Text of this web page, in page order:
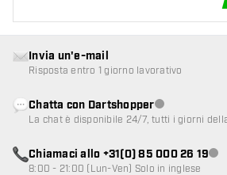
Invia un'e-mail
Risposta entro 1 giorno lavorativo
Chatta con DartshopperServizio clienti
La chat è disponibile 24/7, tutti i giorni
Chiamaci allo +31(0) 85 000 26 19
8:00 - 21:00 (Lun-Ven) Solo in inglese